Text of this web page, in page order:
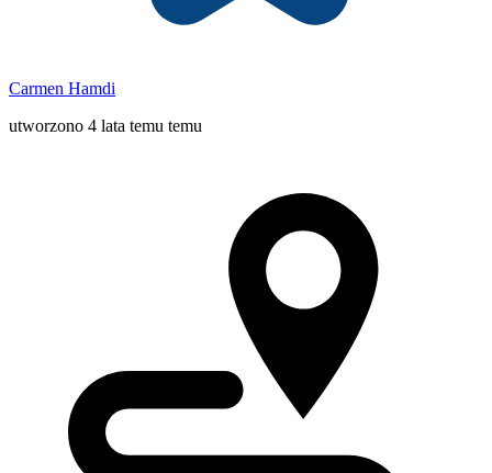
Carmen Hamdi
utworzono 4 lata temu temu